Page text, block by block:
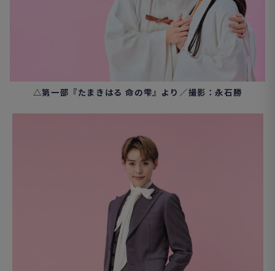
△第一部『たまきはる 命の雫』より／撮影：永石勝